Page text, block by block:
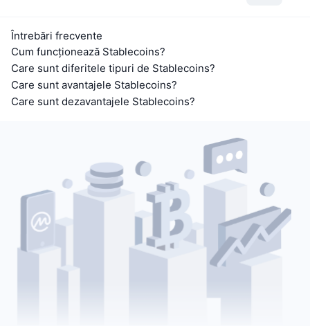
Întrebări frecvente
Cum funcționează Stablecoins?
Care sunt diferitele tipuri de Stablecoins?
Care sunt avantajele Stablecoins?
Care sunt dezavantajele Stablecoins?